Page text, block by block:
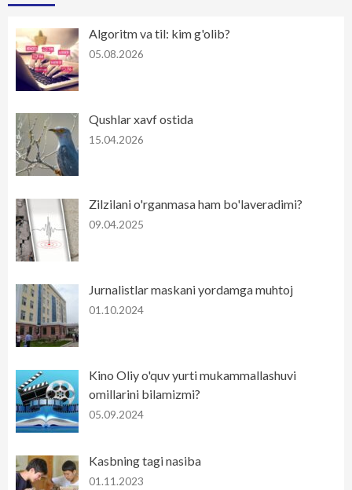
Algoritm va til: kim g'olib?
05.08.2026
Qushlar xavf ostida
15.04.2026
Zilzilani o'rganmasa ham bo'laveradimi?
09.04.2025
Jurnalistlar maskani yordamga muhtoj
01.10.2024
Kino Oliy o'quv yurti mukammallashuvi
omillarini bilamizmi?
05.09.2024
Kasbning tagi nasiba
01.11.2023